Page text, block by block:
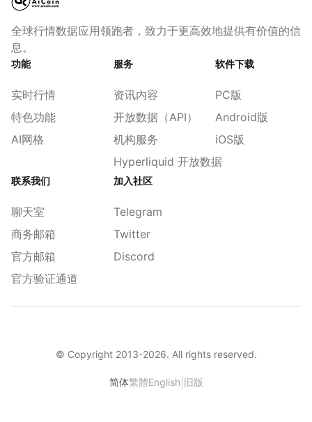
全球行情数据应用领跑者，致力于更高效地提供有价值的信
息。
功能
实时行情
特色功能
AI网格
服务
资讯内容
开放数据（API）
机构服务
Hyperliquid 开放数据
软件下载
PC版
Android版
iOS版
联系我们
聊天室
商务邮箱
官方邮箱
官方验证通道
加入社区
Telegram
Twitter
Discord
© Copyright 2013-2026. All rights reserved.
简体繁體English 旧版